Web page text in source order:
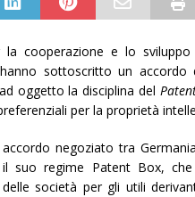
la cooperazione e lo
hanno sottoscritto un
oggetto la disciplina del
per la proprietà
accordo negoziato tra
suo regime Patent Box, che
società per gli utili